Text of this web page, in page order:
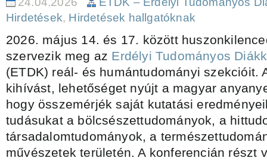
Hirdetések, Hirdetések hallgatóknak
2026. május 14. és 17. között
szervezik meg az Erdélyi Tudományos
(ETDK) reál- és humántudományi szekcióit.
kihívást, lehetőséget nyújt a magyar
hogy összemérjék saját kutatási
tudásukat a bölcsészettudományok, a
társadalomtudományok, a
művészetek területén. A konferencián részt